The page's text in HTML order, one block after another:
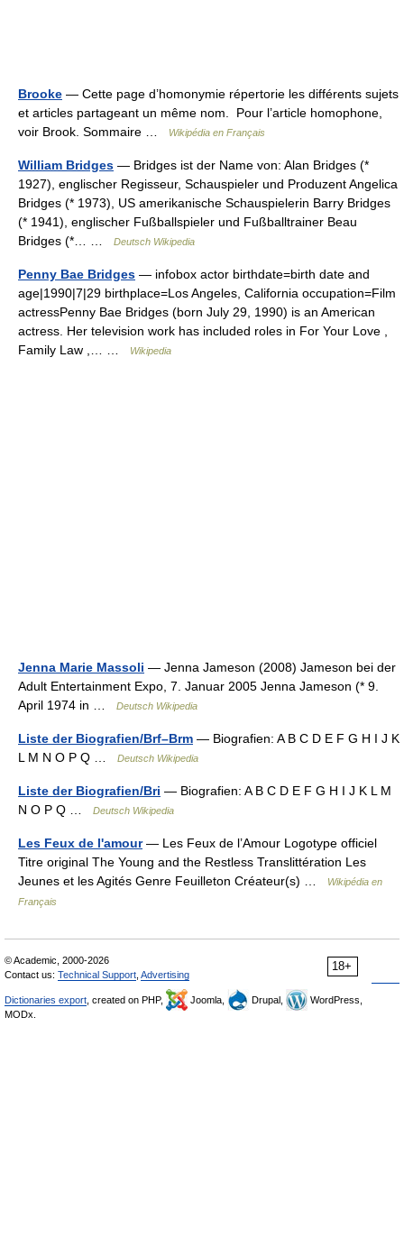
Brooke — Cette page d’homonymie répertorie les différents sujets
et articles partageant un même nom. Pour l’article homophone,
voir Brook. Sommaire …
Wikipédia en Français
William Bridges — Bridges ist der Name von: Alan Bridges (*
1927), englischer Regisseur, Schauspieler und Produzent Angelica
Bridges (* 1973), US amerikanische Schauspielerin Barry Bridges
(* 1941), englischer Fußballspieler und Fußballtrainer Beau
Bridges (*… …
Deutsch Wikipedia
Penny Bae Bridges — infobox actor birthdate=birth date and
age|1990|7|29 birthplace=Los Angeles, California occupation=Film
actressPenny Bae Bridges (born July 29, 1990) is an American
actress. Her television work has included roles in For Your Love ,
Family Law ,… …
Wikipedia
Jenna Marie Massoli — Jenna Jameson (2008) Jameson bei der
Adult Entertainment Expo, 7. Januar 2005 Jenna Jameson (* 9.
April 1974 in …
Deutsch Wikipedia
Liste der Biografien/Brf–Brm — Biografien: A B C D E F G H I J K
L M N O P Q …
Deutsch Wikipedia
Liste der Biografien/Bri — Biografien: A B C D E F G H I J K L M
N O P Q …
Deutsch Wikipedia
Les Feux de l'amour— Les Feux de l’Amour Logotype officiel
Titre original The Young and the Restless Translittération Les
Jeunes et les Agités Genre Feuilleton Créateur(s) …
Wikipédia en
Français
18+
© Academic, 2000-2026
Contact us: Technical Support Advertising
Dictionaries export , created on PHP, Joomla, Drupal,
WordPress,
MODx.